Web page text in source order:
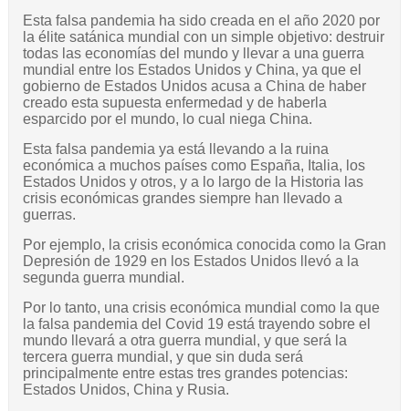
Esta falsa pandemia ha sido creada en el año 2020 por
la élite satánica mundial con un simple objetivo: destruir
todas las economías del mundo y llevar a una guerra
mundial entre los Estados Unidos y China, ya que el
gobierno de Estados Unidos acusa a China de haber
creado esta supuesta enfermedad y de haberla
esparcido por el mundo, lo cual niega China.
Esta falsa pandemia ya está llevando a la ruina
económica a muchos países como España, Italia, los
Estados Unidos y otros, y a lo largo de la Historia las
crisis económicas grandes siempre han llevado a
guerras.
Por ejemplo, la crisis económica conocida como la Gran
Depresión de 1929 en los Estados Unidos llevó a la
segunda guerra mundial.
Por lo tanto, una crisis económica mundial como la que
la falsa pandemia del Covid 19 está trayendo sobre el
mundo llevará a otra guerra mundial, y que será la
tercera guerra mundial, y que sin duda será
principalmente entre estas tres grandes potencias:
Estados Unidos, China y Rusia.